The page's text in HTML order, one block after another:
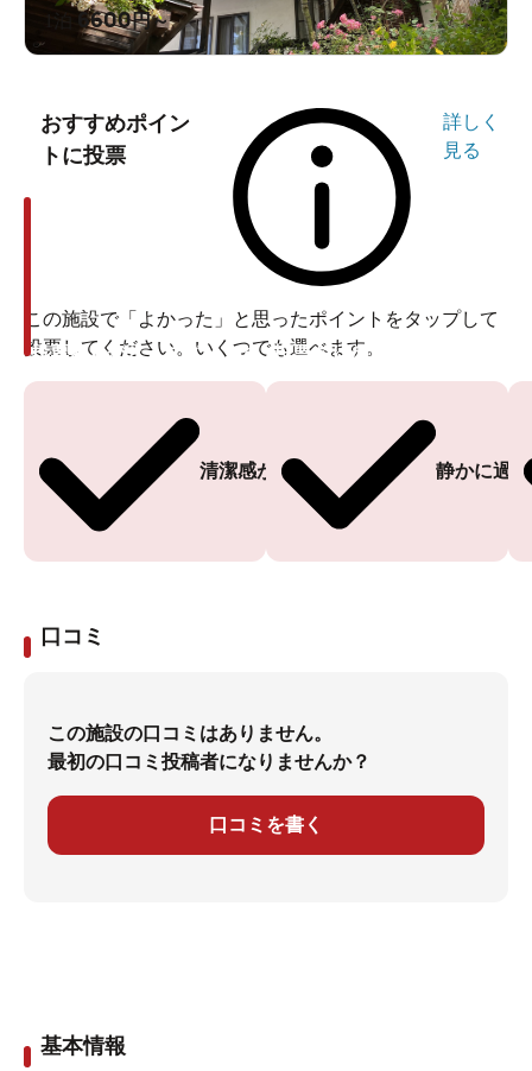
6600円～
おすすめポイン
トに投票
詳しく
見る
この施設で「よかった」と思ったポイントをタップして
投票してください。いくつでも選べます。
清潔感がある
投票ありがとうございます
静かに過
投票ありがとうございます
口コミ
この施設の口コミはありません。
最初の口コミ投稿者になりませんか？
口コミを書く
基本情報